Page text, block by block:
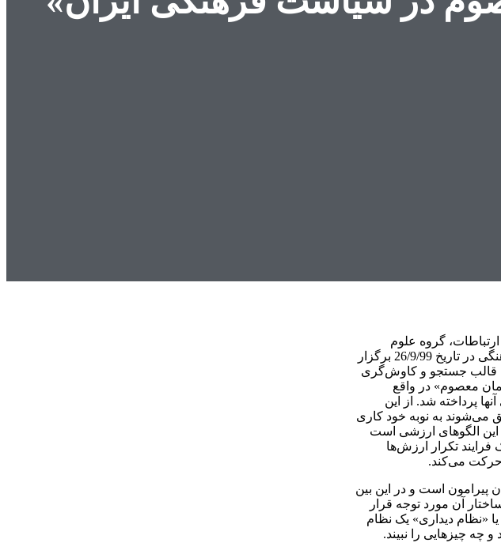
گروه علوم
اجتماعی دانشگاه اصفهان وجهاد دانشگاهی واحد اصفهان با سخنرانی دکتر حامد کیا، دکتری سیاست‌گذاری فرهنگی در تاریخ 26/9/99 برگزار
قالب جستجو و کاوش‌گری
معصوم» در واقع
پرداخته شد. از این
به نوبه خود کاری
این الگوهای ارزشی است
فرایند تکرار ارزش‌ها
حرکت می‌کند.
پیرامون است و در این بین
بار در قرن 19 بود که مطالعه چشم و ساختار آن مورد توجه قرار
«نظام دیداری» یک نظام
چه چیزهایی را نبیند.